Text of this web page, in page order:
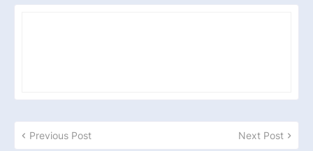
Previous Post Next Post